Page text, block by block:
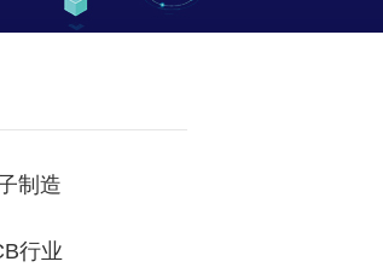
网站导航
制造
行业